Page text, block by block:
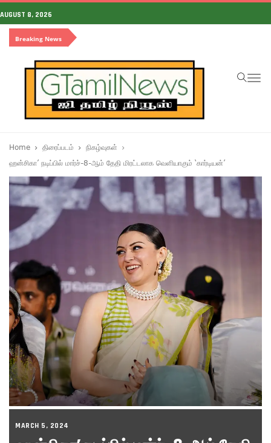
AUGUST 8, 2026
Breaking News
Home திரைப்படம்
நிகழ்வுகள்
ஹன்சிகா’ நடிப்பில் மார்ச்-8-ஆம் தேதி மிரட்டலாக வெளியாகும் ‘கார்டியன்’
MARCH 5, 2024